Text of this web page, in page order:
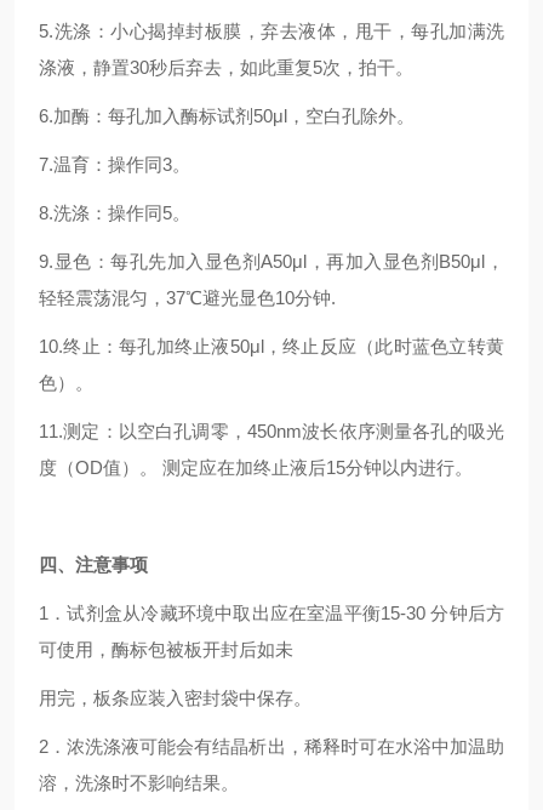
5.洗涤：小心揭掉封板膜，弃去液体，甩干，每孔加满洗
涤液，静置30秒后弃去，如此重复5次，拍干。
6.加酶：每孔加入酶标试剂50μl，空白孔除外。
7.温育：操作同3。
8.洗涤：操作同5。
9.显色：每孔先加入显色剂A50μl，再加入显色剂B50μl，
轻轻震荡混匀，37℃避光显色10分钟.
10.终止：每孔加终止液50μl，终止反应（此时蓝色立转黄
色）。
11.测定：以空白孔调零，450nm波长依序测量各孔的吸光
度（OD值）。 测定应在加终止液后15分钟以内进行。
四、注意事项
1．试剂盒从冷藏环境中取出应在室温平衡15-30 分钟后方
可使用，酶标包被板开封后如未
用完，板条应装入密封袋中保存。
2．浓洗涤液可能会有结晶析出，稀释时可在水浴中加温助
溶，洗涤时不影响结果。